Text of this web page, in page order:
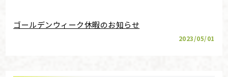
ゴールデンウィーク休暇のお知らせ
2023/05/01